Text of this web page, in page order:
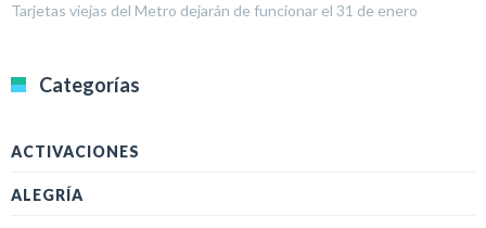
Tarjetas viejas del Metro dejarán de funcionar el 31 de enero
Categorías
ACTIVACIONES
ALEGRÍA